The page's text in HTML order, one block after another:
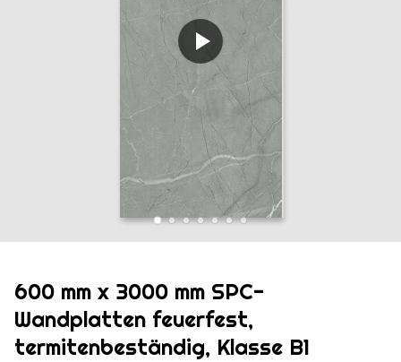
600 mm x 3000 mm SPC-
Wandplatten feuerfest,
termitenbeständig, Klasse B1